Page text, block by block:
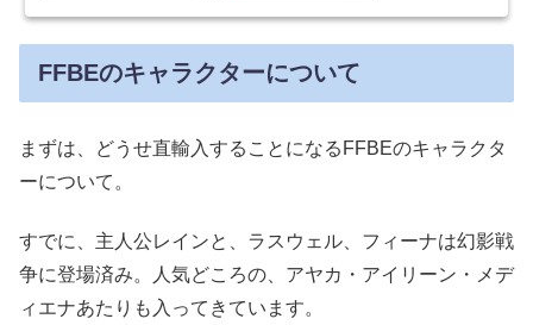
FFBEのキャラクターについて
まずは、どうせ直輸入することになるFFBEのキャラクタ
ーについて。
すでに、主人公レインと、ラスウェル、フィーナは幻影戦
争に登場済み。人気どころの、アヤカ・アイリーン・メデ
ィエナあたりも入ってきています。